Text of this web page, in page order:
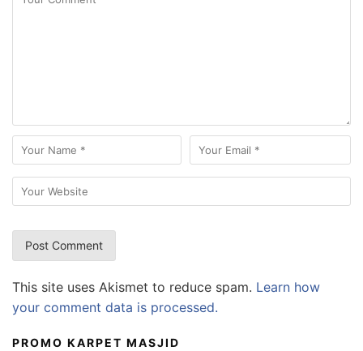
This site uses Akismet to reduce spam. Learn how
your comment data is processed.
PROMO KARPET MASJID